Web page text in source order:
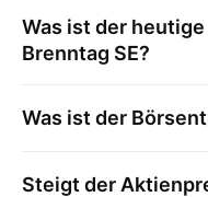
Was ist der
Brenntag SE?
Was ist der
Steigt der